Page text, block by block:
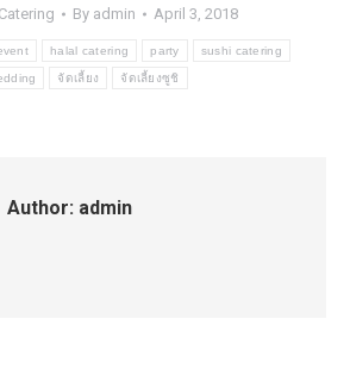
Catering By admin April 3, 2018
halal catering party sushi catering
จัดเลี้ยง จัดเลี้ยงซูชิ
Author: admin